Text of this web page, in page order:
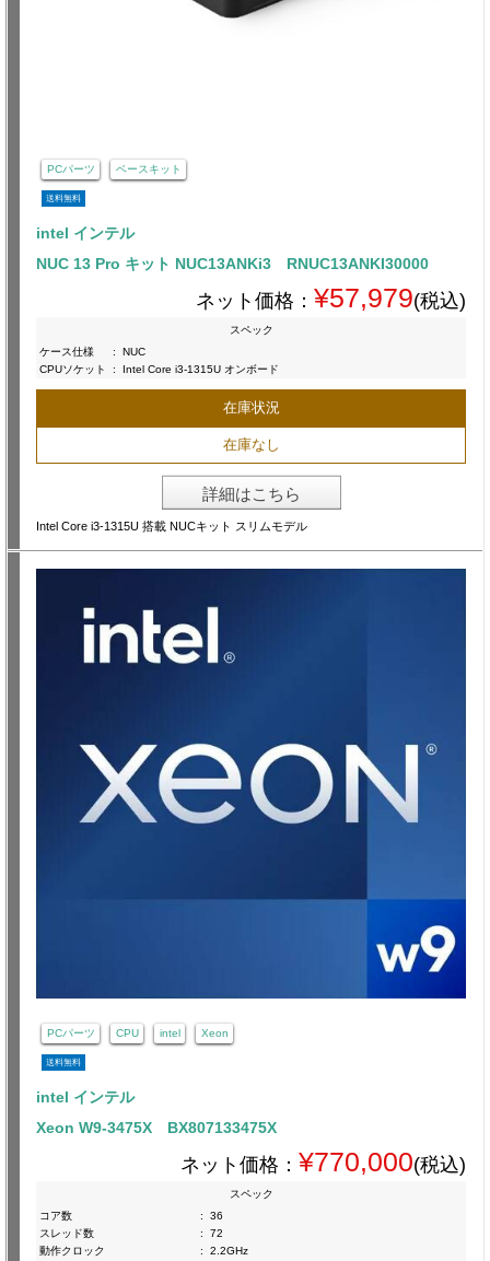
PCパーツ ベースキット
送料無料
intel インテル
NUC 13 Pro キット NUC13ANKi3 RNUC13ANKI30000
ネット価格： ¥57,979(税込)
スペック
ケース仕様
:
NUC
CPUソケット
: Intel Core i3-1315U オンボード
在庫状況
在庫なし
詳細はこちら
Intel Core i3-1315U 搭載 NUCキット スリムモデル
PCパーツ CPU intel Xeon
送料無料
intel インテル
Xeon W9-3475X BX807133475X
ネット価格： ¥770,000(税込)
スペック
コア数
:
36
スレッド数
:
72
動作クロック
: 2.2GHz